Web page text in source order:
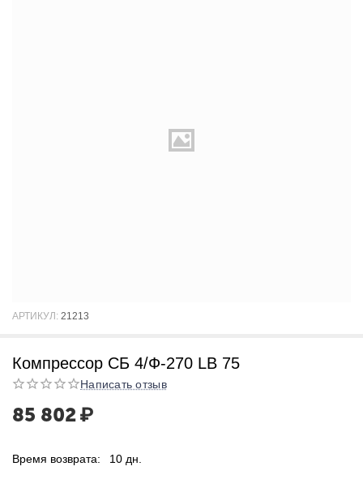
АРТИКУЛ: 21213
Компрессор СБ 4/Ф-270 LB 75
Написать отзыв
85 802₽
Время возврата: 10 дн.